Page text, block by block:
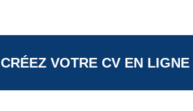
CRÉEZ VOTRE CV EN